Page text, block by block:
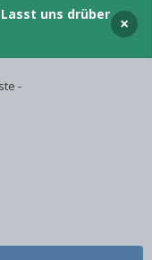
Lasst uns drüber
×
-